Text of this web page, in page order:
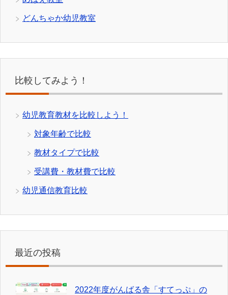
どんちゃか幼児教室
比較してみよう！
幼児教育教材を比較しよう！
対象年齢で比較
教材タイプで比較
受講費・教材費で比較
幼児通信教育比較
最近の投稿
2022年度がんばる舎「すてっぷ」の